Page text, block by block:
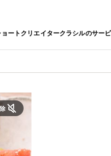
ートクリエイタークラシルのサー